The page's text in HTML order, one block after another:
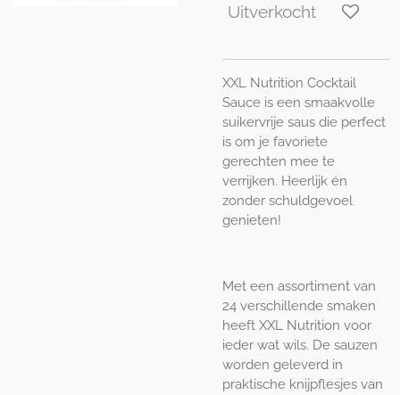
Uitverkocht
XXL Nutrition Cocktail
Sauce is een smaakvolle
suikervrije saus die perfect
is om je favoriete
gerechten mee te
verrijken. Heerlijk én
zonder schuldgevoel
genieten!
Met een assortiment van
24 verschillende smaken
heeft XXL Nutrition voor
ieder wat wils. De sauzen
worden geleverd in
praktische knijpflesjes van